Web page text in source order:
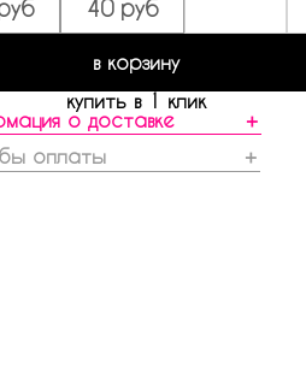
40 руб
в корзину
купить в 1 клик
о доставке
＋
оплаты
＋